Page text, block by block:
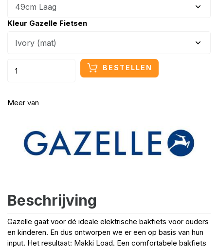
Kleur Gazelle Fietsen
BESTELLEN
Meer van
Beschrijving
Gazelle gaat voor dé ideale elektrische bakfiets voor ouders
en kinderen. En dus ontworpen we er een op basis van hun
input. Het resultaat: Makki Load. Een comfortabele bakfiets